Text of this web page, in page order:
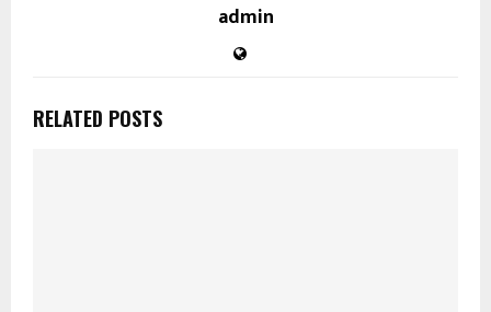
admin
RELATED POSTS